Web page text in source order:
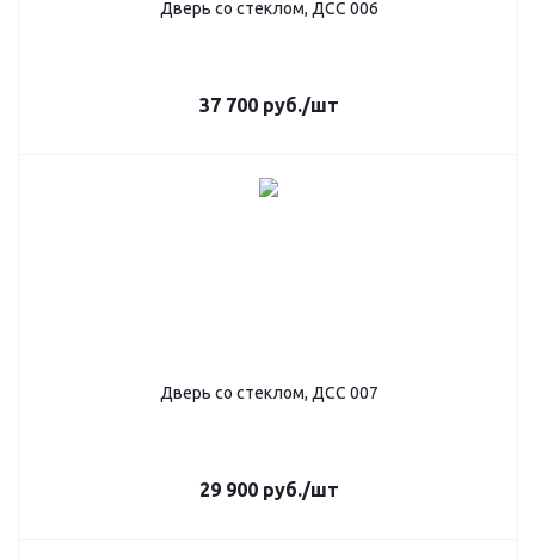
Дверь со стеклом, ДСС 006
37 700руб./шт
Дверь со стеклом, ДСС 007
29 900руб./шт